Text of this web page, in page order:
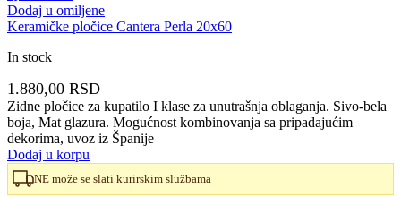
Dodaj u omiljene
Keramičke pločice Cantera Perla 20x60
In stock
1.880,00 RSD
Zidne pločice za kupatilo I klase za unutrašnja oblaganja. Sivo-bela
boja, Mat glazura. Mogućnost kombinovanja sa pripadajućim
dekorima, uvoz iz Španije
Dodaj u korpu
NE može se slati kurirskim službama